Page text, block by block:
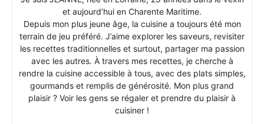
et aujourd’hui en Charente Maritime.
Depuis mon plus jeune âge, la cuisine a toujours été mon
terrain de jeu préféré. J’aime explorer les saveurs, revisiter
les recettes traditionnelles et surtout, partager ma passion
avec les autres. À travers mes recettes, je cherche à
rendre la cuisine accessible à tous, avec des plats simples,
gourmands et remplis de générosité. Mon plus grand
plaisir ? Voir les gens se régaler et prendre du plaisir à
cuisiner !